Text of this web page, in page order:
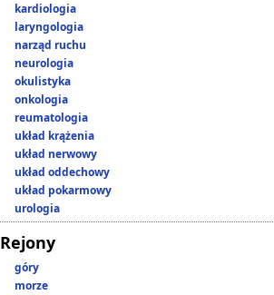
kardiologia
laryngologia
narząd ruchu
neurologia
okulistyka
onkologia
reumatologia
układ krążenia
układ nerwowy
układ oddechowy
układ pokarmowy
urologia
Rejony
góry
morze